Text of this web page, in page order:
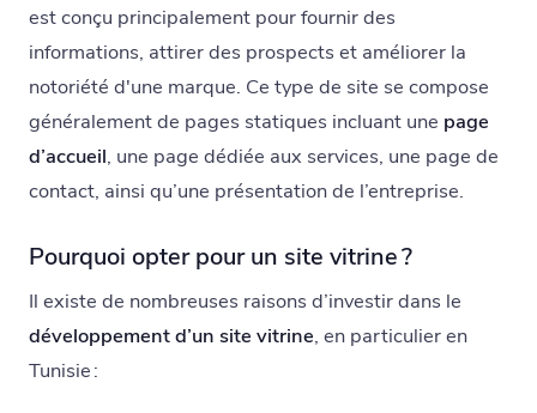
est conçu principalement pour fournir des
informations, attirer des prospects et améliorer la
notoriété d'une marque. Ce type de site se compose
généralement de pages statiques incluant une page
d’accueil, une page dédiée aux services, une page de
contact, ainsi qu’une présentation de l’entreprise.
Pourquoi opter pour un site vitrine ?
Il existe de nombreuses raisons d’investir dans le
développement d’un site vitrine, en particulier en
Tunisie :